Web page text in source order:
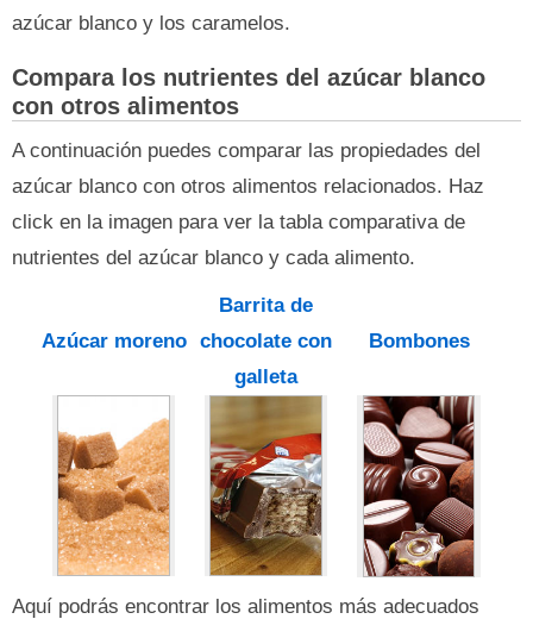
azúcar blanco y los caramelos.
Compara los nutrientes del azúcar blanco
con otros alimentos
A continuación puedes comparar las propiedades del
azúcar blanco con otros alimentos relacionados. Haz
click en la imagen para ver la tabla comparativa de
nutrientes del azúcar blanco y cada alimento.
Azúcar moreno
Barrita de
chocolate con
galleta
Bombones
Aquí podrás encontrar los alimentos más adecuados